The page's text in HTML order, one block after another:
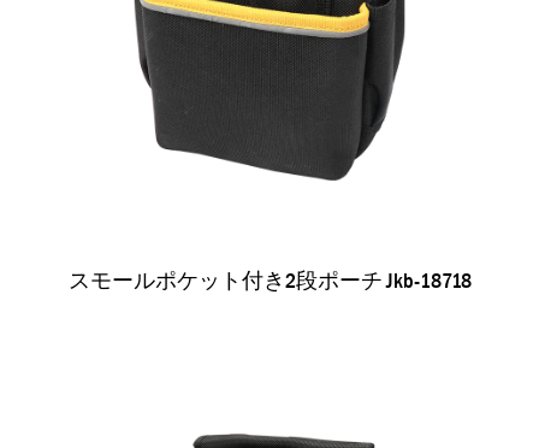
スモールポケット付き2段ポーチ Jkb-18718